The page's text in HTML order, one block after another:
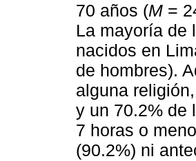
70 años (M =
La mayoría de
nacidos en
de hombres).
alguna
y un 70.2% de
7 horas o
(90.2%) ni